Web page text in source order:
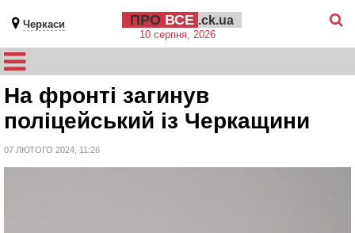
Черкаси ПРО ВСЕ .ck.ua
10 серпня, 2026
На фронті загинув
поліцейський із Черкащини
07 ЛЮТОГО 2024, 11:26